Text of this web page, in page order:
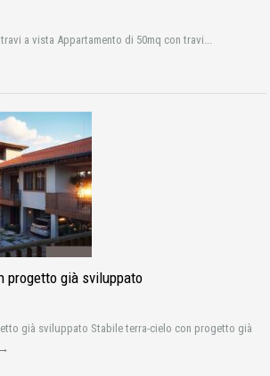
a vista Appartamento di 50mq con travi...
progetto già sviluppato
già sviluppato Stabile terra-cielo con progetto già